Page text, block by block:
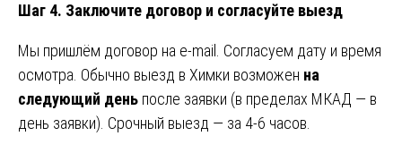
Шаг 4. Заключите договор и согласуйте выезд
Мы пришлём договор на e-mail. Согласуем дату и время
осмотра. Обычно выезд в Химки возможен на
следующий день после заявки (в пределах МКАД — в
день заявки). Срочный выезд — за 4-6 часов.